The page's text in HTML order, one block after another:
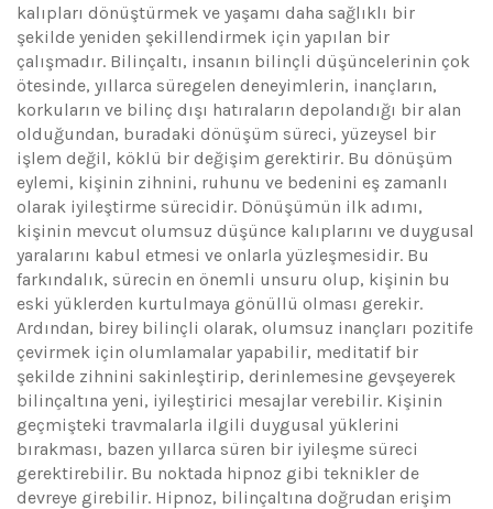
kalıpları dönüştürmek ve yaşamı daha sağlıklı bir
şekilde yeniden şekillendirmek için yapılan bir
çalışmadır. Bilinçaltı, insanın bilinçli düşüncelerinin çok
ötesinde, yıllarca süregelen deneyimlerin, inançların,
korkuların ve bilinç dışı hatıraların depolandığı bir alan
olduğundan, buradaki dönüşüm süreci, yüzeysel bir
işlem değil, köklü bir değişim gerektirir. Bu dönüşüm
eylemi, kişinin zihnini, ruhunu ve bedenini eş zamanlı
olarak iyileştirme sürecidir. Dönüşümün ilk adımı,
kişinin mevcut olumsuz düşünce kalıplarını ve duygusal
yaralarını kabul etmesi ve onlarla yüzleşmesidir. Bu
farkındalık, sürecin en önemli unsuru olup, kişinin bu
eski yüklerden kurtulmaya gönüllü olması gerekir.
Ardından, birey bilinçli olarak, olumsuz inançları pozitife
çevirmek için olumlamalar yapabilir, meditatif bir
şekilde zihnini sakinleştirip, derinlemesine gevşeyerek
bilinçaltına yeni, iyileştirici mesajlar verebilir. Kişinin
geçmişteki travmalarla ilgili duygusal yüklerini
bırakması, bazen yıllarca süren bir iyileşme süreci
gerektirebilir. Bu noktada hipnoz gibi teknikler de
devreye girebilir. Hipnoz, bilinçaltına doğrudan erişim